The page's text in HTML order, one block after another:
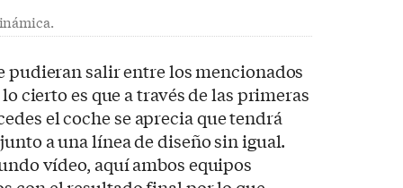
pudieran salir entre los mencionados
cierto es que a través de las primeras
el coche se aprecia que tendrá
a una línea de diseño sin igual.
vídeo, aquí ambos equipos